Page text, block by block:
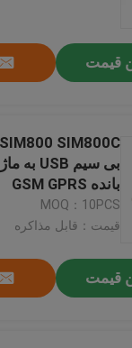
قیمت
بانده GSM GPRS
MOQ：10PCS
قیمت：قابل مذاکره
قیمت